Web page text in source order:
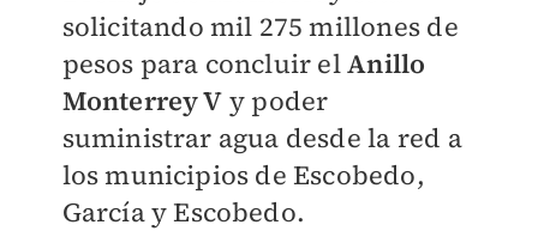
solicitando mil 275 millones de
pesos para concluir elAnillo
Monterrey V y poder
suministrar agua desde la red a
los municipios de Escobedo,
García y Escobedo.